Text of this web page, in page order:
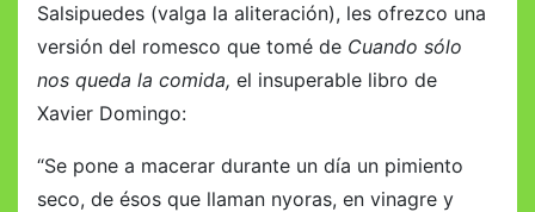
Salsipuedes (valga la aliteración), les ofrezco una
versión del romesco que tomé de Cuando sólo
nos queda la comida, el insuperable libro de
Xavier Domingo:
“Se pone a macerar durante un día un pimiento
seco, de ésos que llaman nyoras, en vinagre y